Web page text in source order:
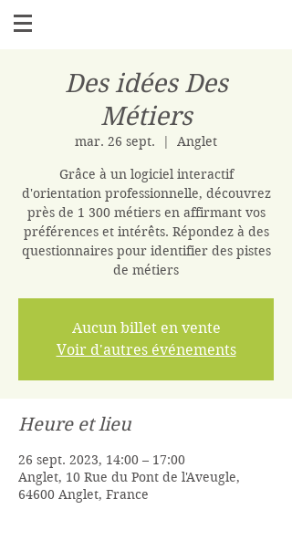
Des idées Des
Métiers
mar. 26 sept.
  |
Anglet
Grâce à un logiciel interactif
d'orientation professionnelle, découvrez
près de 1 300 métiers en affirmant vos
préférences et intérêts. Répondez à des
questionnaires pour identifier des pistes
de métiers
Aucun billet en vente
Voir d'autres événements
Heure et lieu
26 sept. 2023, 14:00 – 17:00
Anglet, 10 Rue du Pont de l'Aveugle,
64600 Anglet, France